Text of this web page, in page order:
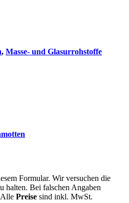
, Masse- und Glasurrohstoffe
Formular. Wir versuchen die
halten. Bei falschen Angaben
Alle Preise sind inkl. MwSt.